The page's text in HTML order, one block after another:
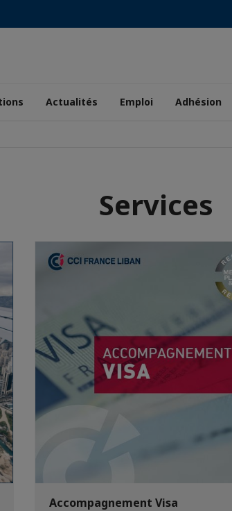
Actualités Emploi Adhésion
Services
Accompagnement Visa